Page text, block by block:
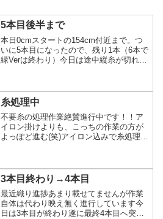
5本目後半まで
本日0cmスタートの154cm付近まで。つ
いに5本目になったので、残り1本（6本で
緑Verは終わり）今日は途中縦糸が切れる
まち針で止めてるのは、切れた所2カ所目
（の...
糸処理中
不要糸の処理作業絶賛進行中です！！ア
イロン掛けよりも、こっちの作業の方が
よっぽど進む(笑)アイロン込みで糸処理待
らい使ってる10...
3本目終わり→4本目
最近織り進捗あまり載せてませんが作業
自体は代わり映え無く進行しています今
日は3本目が終わり遂に最終4本目へ突